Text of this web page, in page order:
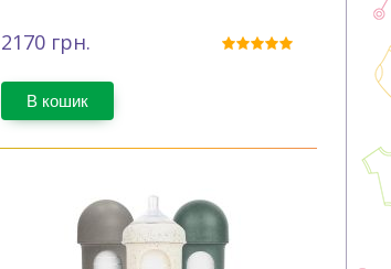
2170 грн.
В кошик